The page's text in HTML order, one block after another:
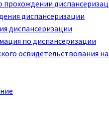
диспансеризации
диспансеризации
по диспансеризации
освидетельствования